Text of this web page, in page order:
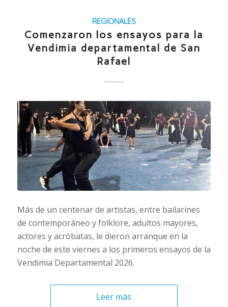
REGIONALES
Comenzaron los ensayos para la
Vendimia departamental de San
Rafael
Más de un centenar de artistas, entre bailarines
de contemporáneo y folklore, adultos mayores,
actores y acróbatas, le dieron arranque en la
noche de este viernes a los primeros ensayos de la
Vendimia Departamental 2026.
Leer más